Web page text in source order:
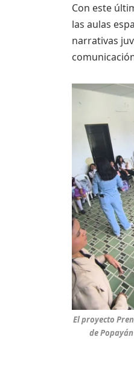
Con este
las aulas
narrativas
El proyecto
de